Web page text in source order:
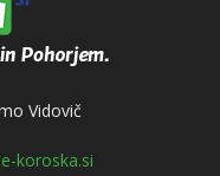
Vidovič
koroska.si